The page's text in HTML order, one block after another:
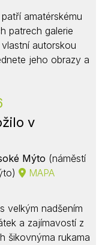
amatérskému
patrech galerie
autorskou
jeho obrazy a
v
Mýto (náměstí
MAPA
velkým nadšením
a zajímavostí z
šikovnýma rukama